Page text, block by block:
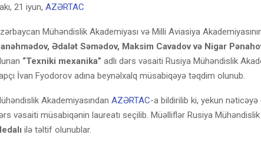
21 iyun, AZƏRTAC
Mühəndislik Akademiyası və Milli Aviasiya
Ədalət Səmədov, Maksim Cavadov və Nigar
“Texniki mexanika” adlı dərs vəsaiti Rusiya Mühəndislik
İvan Fyodorov adına beynəlxalq müsabiqəyə təqdim olunub.
Akademiyasından AZƏRTAC-a bildirilib ki, yekun nəticəyə
vəsaiti müsabiqənin laureatı seçilib. Müəlliflər Rusiya Mühəndislik
ilə təltif olunublar.